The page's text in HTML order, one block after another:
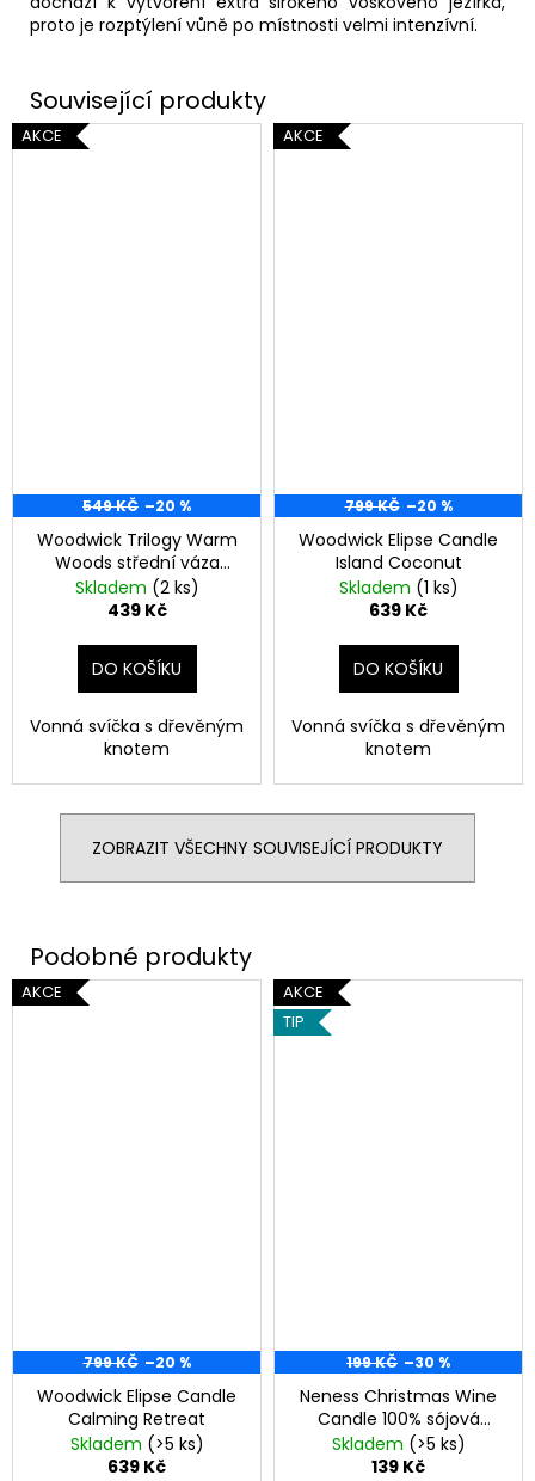
proto je rozptýlení vůně po místnosti velmi intenzívní.
AKCE
549 KČ –20 %
Woodwick Trilogy Warm
Woods střední váza
275g
Skladem (2 ks)
439 Kč
DO KOŠÍKU
Vonná svíčka s dřevěným
knotem
AKCE
799 KČ –20 %
Woodwick Elipse Candle
Island Coconut
Skladem (1 ks)
639 Kč
DO KOŠÍKU
Vonná svíčka s dřevěným
knotem
ZOBRAZIT VŠECHNY SOUVISEJÍCÍ PRODUKTY
AKCE
799 KČ –20 %
Woodwick Elipse Candle
Calming Retreat
Skladem (>5 ks)
639 Kč
AKCE
TIP
199 KČ –30 %
Neness Christmas Wine
Candle 100% sójová
svíčka s vůní vánočního
svařeného vína
Skladem (>5 ks)
139 Kč